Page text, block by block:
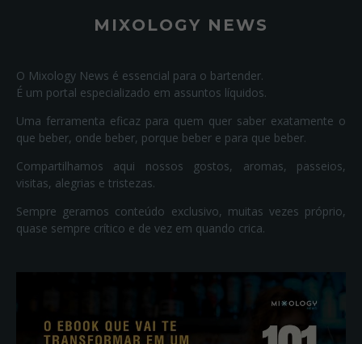
MIXOLOGY NEWS
O Mixology News é essencial para o bartender.
É um portal especializado em assuntos líquidos.
Uma ferramenta eficaz para quem quer saber exatamente o
que beber, onde beber, porque beber e para que beber.
Compartilhamos aqui nossos gostos, aromas, passeios,
visitas, alegrias e tristezas.
Sempre geramos conteúdo exclusivo, muitas vezes próprio,
quase sempre crítico e de vez em quando crica.